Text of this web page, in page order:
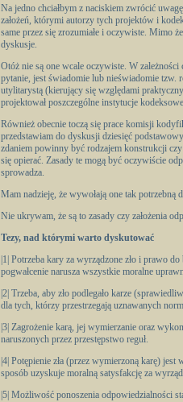
Na jedno chciałbym z naciskiem zwrócić
założeń, którymi autorzy tych projektów i
same przez się zrozumiałe i oczywiste. Mimo
dyskusje.
Otóż nie są one wcale oczywiste. W
pytanie, jest świadomie lub nieświadomie
utylitarystą (kierujący się względami
projektował poszczególne instytucje
Również obecnie toczą się prace komisji
przedstawiam do dyskusji dziesięć
zdaniem powinny być rodzajem konstrukcji
się opierać. Zasady te mogą być oczywiście
sprowadza.
Mam nadzieję, że wywołają one tak potrzebną
Nie ukrywam, że są to zasady czy założenia
Tezy, nad którymi warto dyskutować
|1| Potrzeba kary za wyrządzone zło i prawo
pogwałcenie narusza wszystkie moralne
|2| Trzeba, aby zło podlegało karze
dla tych, którzy przestrzegają uznawanych
|3| Zagrożenie karą, jej wymierzanie oraz
naruszonych przez przestępstwo reguł.
|4| Potępienie zła (przez wymierzoną karę)
sposób uzyskuje moralną satysfakcję za
|5| Możliwość ponoszenia odpowiedzialności